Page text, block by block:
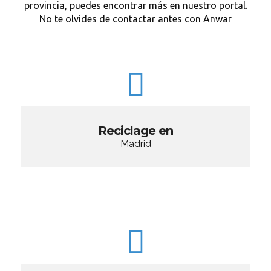
provincia, puedes encontrar más en nuestro portal.
No te olvides de contactar antes con Anwar
Reciclage en
Madrid